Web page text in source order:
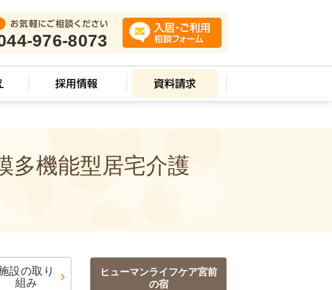
976-8073
多機能型居宅介護
設の取り
組み
ヒューマンライフケア宮前
の宿